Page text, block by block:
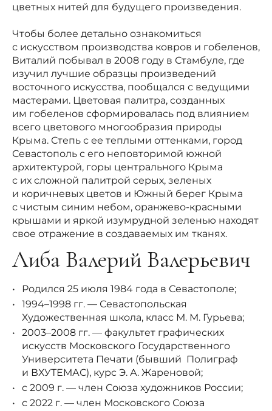
цветных нитей для будущего произведения.
Чтобы более детально ознакомиться
с искусством производства ковров и гобеленов,
Виталий побывал в 2008 году в Стамбуле, где
изучил лучшие образцы произведений
восточного искусства, пообщался с ведущими
мастерами. Цветовая палитра, созданных
им гобеленов сформировалась под влиянием
всего цветового многообразия природы
Крыма. Степь с ее теплыми оттенками, город
Севастополь с его неповторимой южной
архитектурой, горы центрального Крыма
с их сложной палитрой серых, зеленых
и коричневых цветов и Южный берег Крыма
с чистым синим небом, оранжево-красными
крышами и яркой изумрудной зеленью находят
свое отражение в создаваемых им тканях.
Либа Валерий Валерьевич
Родился 25 июля 1984 года в Севастополе;
1994–1998 гг. — Севастопольская
Художественная школа, класс М. М. Гурьева;
2003–2008 гг. — факультет графических
искусств Московского Государственного
Университета Печати (бывший Полиграф
и ВХУТЕМАС), курс Э. А. Жареновой;
с 2009 г. — член Союза художников России;
с 2022 г. — член Московского Союза